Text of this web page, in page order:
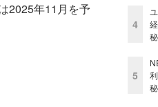
2025年11月を予
4
5